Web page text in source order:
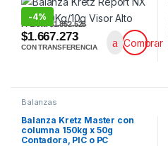
-4%
P. Lista $1.852.525
$1.667.273
CON TRANSFERENCIA Comprar
Balanzas
Balanza Kretz Master con
columna 150kg x 50g
Contadora, PIC o PC